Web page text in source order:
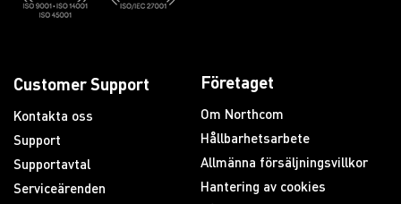
Customer Support
Kontakta oss
Support
Supportavtal
Serviceärenden
Företaget
Om Northcom
Hållbarhetsarbete
Allmänna försäljningsvillkor
Hantering av cookies